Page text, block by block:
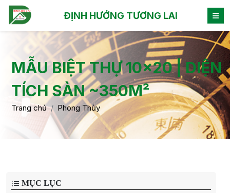
ĐỊNH HƯỚNG TƯƠNG LAI
MẪU BIỆT THỰ 10×20 | DIỆN
TÍCH SÀN ~350M²
Trang chủ Phong Thủy
MỤC LỤC